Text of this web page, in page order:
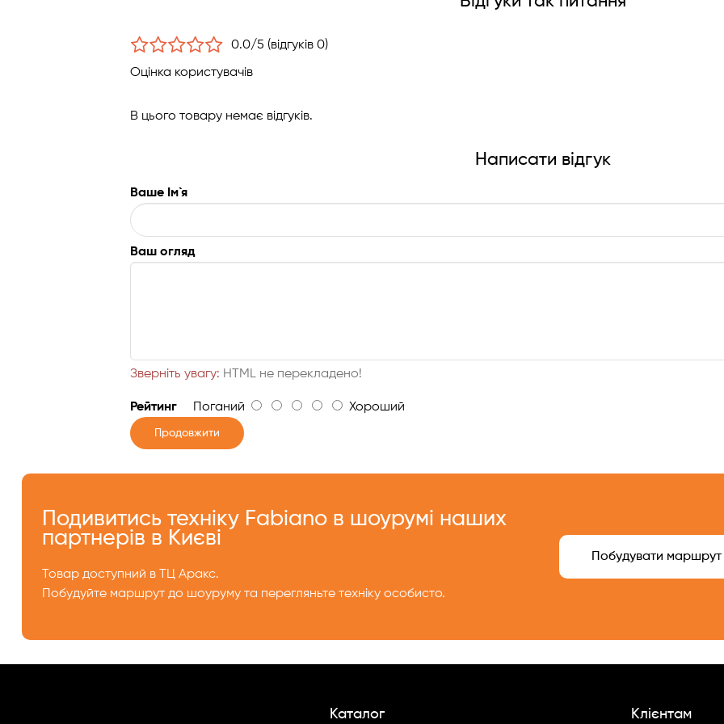
0.0/5 (відгуків 0)
Оцінка користувачів
В цього товару немає відгуків.
Написати відгук
Ваше Ім`я
Ваш огляд
Зверніть увагу: HTML не перекладено!
Рейтинг Поганий Хороший
Продовжити
Подивитись техніку Fabiano в шоурумі наших
партнерів в Києві
Товар доступний в ТЦ Аракс.
Побудуйте маршрут до шоуруму та перегляньте техніку особисто.
Побудувати маршрут
Каталог Клієнтам